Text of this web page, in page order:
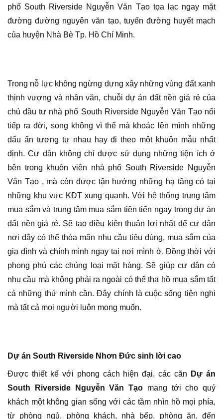
phố South Riverside Nguyễn Văn Tạo tọa lạc ngay mặt
đường đường nguyên văn tạo, tuyến đường huyết mạch
của huyện Nhà Bè Tp. Hồ Chí Minh.
Trong nỗ lực không ngừng dựng xây những vùng đất xanh
thịnh vượng và nhân văn, chuỗi dự án đất nền giá rẻ của
chủ đầu tư nhà phố South Riverside Nguyễn Văn Tạo nối
tiếp ra đời, song không vì thế mà khoác lên mình những
dấu ấn tương tự nhau hay đi theo một khuôn mẫu nhất
định. Cư dân không chỉ được sử dụng những tiện ích ở
bên trong khuôn viên nhà phố South Riverside Nguyễn
Văn Tạo , mà còn được tận hưởng những hạ tầng có tại
những khu vực KĐT xung quanh. Với hệ thống trung tâm
mua sắm và trung tâm mua sắm tiên tiến ngay trong dự án
đất nền giá rẻ. Sẽ tạo điều kiện thuận lợi nhất để cư dân
nơi đây có thể thỏa mãn nhu cầu tiêu dùng, mua sắm của
gia đình và chính mình ngay tại nơi mình ở. Đồng thời với
phong phú các chủng loại mặt hàng. Sẽ giúp cư dân có
nhu cầu mà không phải ra ngoài có thể tha hồ mua sắm tất
cả những thứ mình cần. Đây chính là cuộc sống tiện nghi
mà tất cả mọi người luôn mong muốn.
Dự án South Riverside Nhơn Đức sinh lời cao
Được thiết kế với phong cách hiện đại, các căn
Dự án
South Riverside Nguyễn Văn Tạo mang tới cho quý
khách một không gian sống với các tầm nhìn hồ mọi phía,
từ phòng ngủ, phòng khách, nhà bếp, phòng ăn, đến